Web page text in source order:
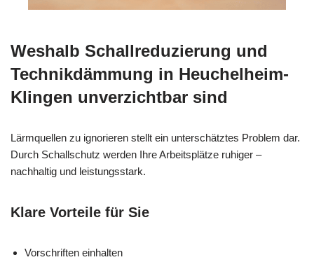
Weshalb Schallreduzierung und
Technikdämmung in Heuchelheim-
Klingen unverzichtbar sind
Lärmquellen zu ignorieren stellt ein unterschätztes Problem dar.
Durch Schallschutz werden Ihre Arbeitsplätze ruhiger –
nachhaltig und leistungsstark.
Klare Vorteile für Sie
Vorschriften einhalten